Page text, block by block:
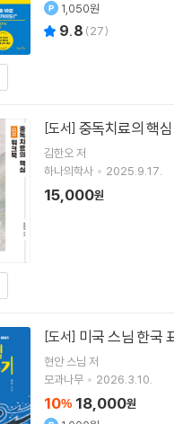
1,050원
9.8 (27)
[도서] 중독치료의 핵
김한오 저
하나의학사
2025.9.17.
15,000원
[도서] 미국 스님 한국
현안 스님 저
모과나무
2026.3.10.
10% 18,000원